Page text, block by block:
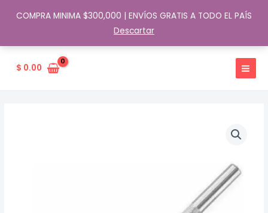
COMPRA MINIMA $300,000 | ENVÍOS GRATIS A TODO EL PAÍS
Descartar
$ 0.00